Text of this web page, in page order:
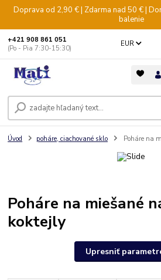
Doprava od 2,90 € | Zdarma nad 50 € |
balenie
EUR
+421 908 861 051
(Po - Pia 7:30-15:30)
Úvod poháre, ciachované sklo Poháre na
Poháre na miešané
koktejly
Upresniť